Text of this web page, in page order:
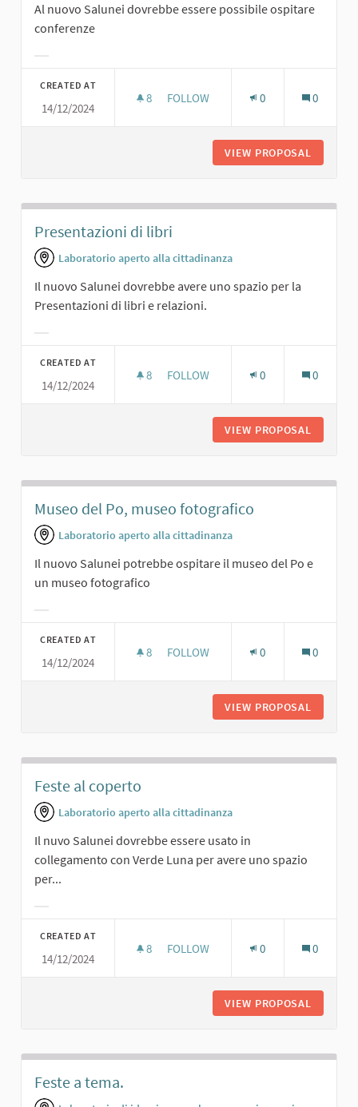
Al nuovo Salunei dovrebbe essere possibile ospitare
conferenze
CREATED AT
14/12/2024
8 8 FOLLOWERS
FOLLOW 0 0
VIEW PROPOSAL
Presentazioni di libri
Laboratorio aperto alla cittadinanza
Il nuovo Salunei dovrebbe avere uno spazio per la
Presentazioni di libri e relazioni.
CREATED AT
14/12/2024
8 8 FOLLOWERS
FOLLOW 0 0
VIEW PROPOSAL
Museo del Po, museo fotografico
Laboratorio aperto alla cittadinanza
Il nuovo Salunei potrebbe ospitare il museo del Po e
un museo fotografico
CREATED AT
14/12/2024
8 8 FOLLOWERS
FOLLOW 0 0
VIEW PROPOSAL
Feste al coperto
Laboratorio aperto alla cittadinanza
Il nuvo Salunei dovrebbe essere usato in
collegamento con Verde Luna per avere uno spazio
per...
CREATED AT
14/12/2024
8 8 FOLLOWERS
FOLLOW 0 0
VIEW PROPOSAL
Feste a tema.